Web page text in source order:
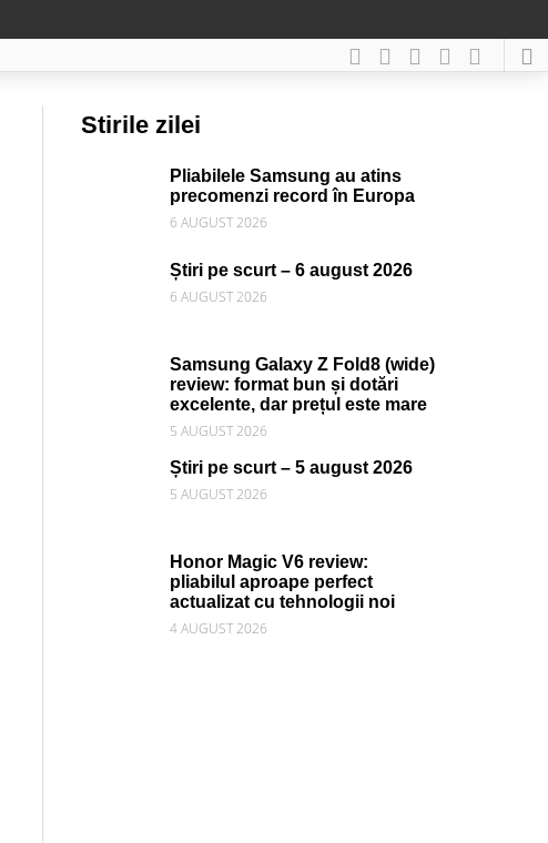
Stirile zilei
Pliabilele Samsung au atins
precomenzi record în Europa
6 AUGUST 2026
Știri pe scurt – 6 august 2026
6 AUGUST 2026
Samsung Galaxy Z Fold8 (wide)
review: format bun și dotări
excelente, dar prețul este mare
5 AUGUST 2026
Știri pe scurt – 5 august 2026
5 AUGUST 2026
Honor Magic V6 review:
pliabilul aproape perfect
actualizat cu tehnologii noi
4 AUGUST 2026